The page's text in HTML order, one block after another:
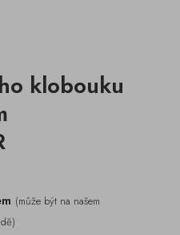
klobouku
(může být na našem